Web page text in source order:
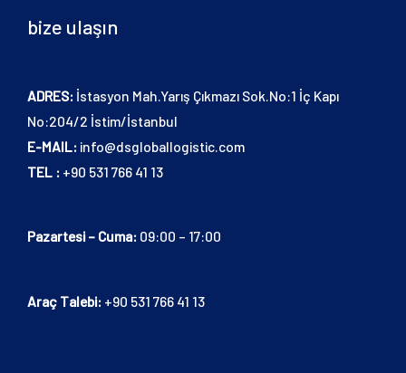
bize ulaşın
ADRES: İstasyon Mah.Yarış Çıkmazı Sok.No:1 İç Kapı
No:204/2 İstim/İstanbul
E-MAIL: info@dsgloballogistic.com
TEL : +90 531 766 41 13
Pazartesi – Cuma: 09:00 – 17:00
Araç Talebi: +90 531 766 41 13